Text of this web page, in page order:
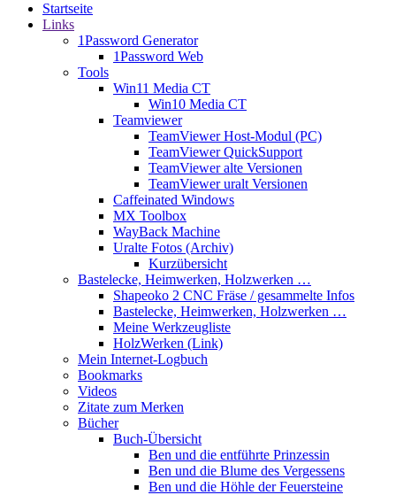
Startseite
Links
1Password Generator
1Password Web
Tools
Win11 Media CT
Win10 Media CT
Teamviewer
TeamViewer Host-Modul (PC)
TeamViewer QuickSupport
TeamViewer alte Versionen
TeamViewer uralt Versionen
Caffeinated Windows
MX Toolbox
WayBack Machine
Uralte Fotos (Archiv)
Kurzübersicht
Bastelecke, Heimwerken, Holzwerken …
Shapeoko 2 CNC Fräse / gesammelte Infos
Bastelecke, Heimwerken, Holzwerken …
Meine Werkzeugliste
HolzWerken (Link)
Mein Internet-Logbuch
Bookmarks
Videos
Zitate zum Merken
Bücher
Buch-Übersicht
Ben und die entführte Prinzessin
Ben und die Blume des Vergessens
Ben und die Höhle der Feuersteine